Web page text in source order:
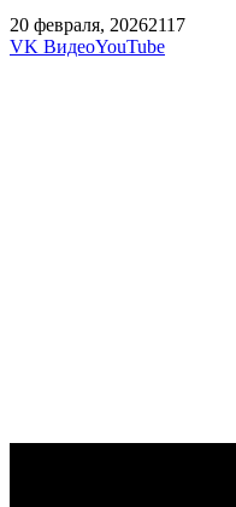
20 февраля, 20262117
VK ВидеоYouTube